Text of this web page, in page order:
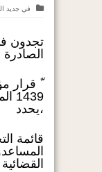
في جديد
الصادرة
،يحدد
قائمة